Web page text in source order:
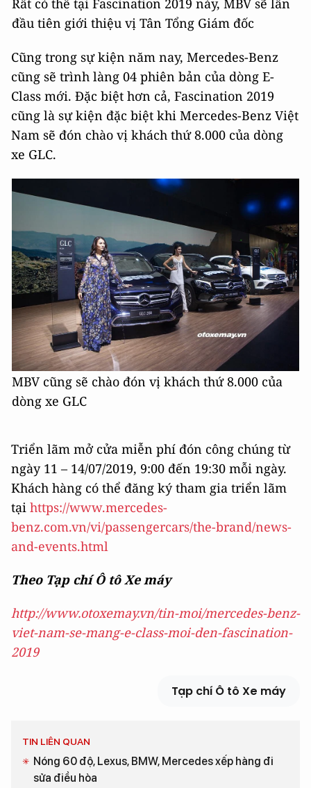
Rất có thể tại Fascination 2019 này, MBV sẽ lần
đầu tiên giới thiệu vị Tân Tổng Giám đốc
Cũng trong sự kiện năm nay, Mercedes-Benz
cũng sẽ trình làng 04 phiên bản của dòng E-
Class mới. Đặc biệt hơn cả, Fascination 2019
cũng là sự kiện đặc biệt khi Mercedes-Benz Việt
Nam sẽ đón chào vị khách thứ 8.000 của dòng
xe GLC.
MBV cũng sẽ chào đón vị khách thứ 8.000 của
dòng xe GLC
Triển lãm mở cửa miễn phí đón công chúng từ
ngày 11 – 14/07/2019, 9:00 đến 19:30 mỗi ngày.
Khách hàng có thể đăng ký tham gia triển lãm
tại https://www.mercedes-
benz.com.vn/vi/passengercars/the-brand/news-
and-events.html
Theo Tạp chí Ô tô Xe máy
http://www.otoxemay.vn/tin-moi/mercedes-benz-
viet-nam-se-mang-e-class-moi-den-fascination-
2019
Tạp chí Ô tô Xe máy
TIN LIÊN QUAN
Nóng 60 độ, Lexus, BMW, Mercedes xếp hàng đi
sửa điều hòa